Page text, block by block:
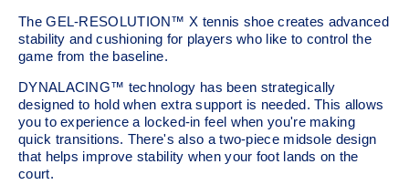
The GEL-RESOLUTION™ X tennis shoe creates advanced
stability and cushioning for players who like to control the
game from the baseline.
DYNALACING™ technology has been strategically
designed to hold when extra support is needed. This allows
you to experience a locked-in feel when you're making
quick transitions. There's also a two-piece midsole design
that helps improve stability when your foot lands on the
court.